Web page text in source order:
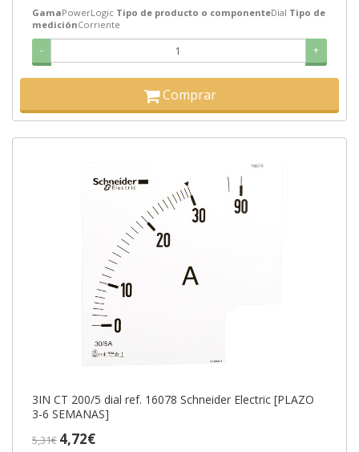
GamaPowerLogic Tipo de producto o componenteDial Tipo de
mediciónCorriente
- +
Comprar
3IN CT 200/5 dial ref. 16078 Schneider Electric [PLAZO
3-6 SEMANAS]
5,31€ 4,72€